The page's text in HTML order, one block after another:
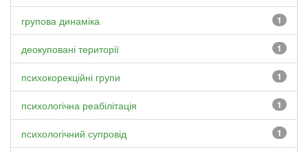
1
групова динаміка
1
деокуповані території
1
психокорекційні групи
1
психологічна реабілітація
1
психологічний супровід